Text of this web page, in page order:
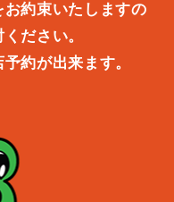
お約束いたしますの
ださい。
約が出来ます。